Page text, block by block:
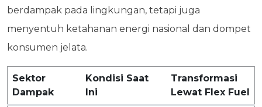
berdampak pada lingkungan, tetapi juga
menyentuh ketahanan energi nasional dan dompet
konsumen jelata.
Sektor
Dampak
Kondisi Saat
Ini
Transformasi
Lewat Flex Fuel